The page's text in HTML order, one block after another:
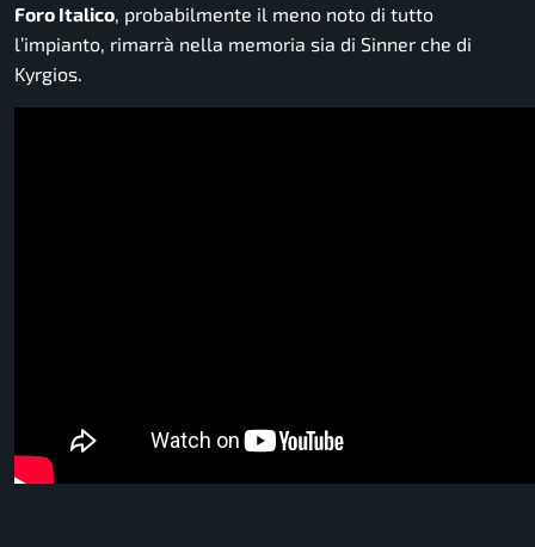
Foro Italico , probabilmente il meno noto di tutto
l’impianto, rimarrà nella memoria sia di Sinner che di
Kyrgios.